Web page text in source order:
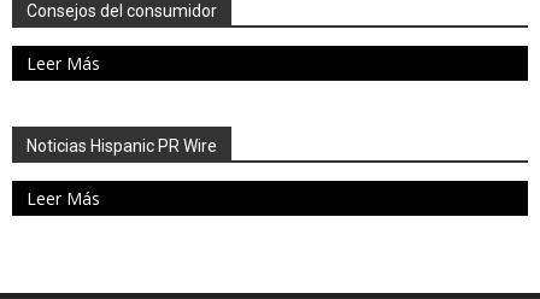
Consejos del consumidor
Leer Más
Noticias Hispanic PR Wire
Leer Más